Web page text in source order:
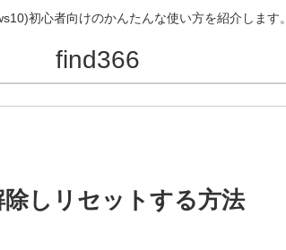
初心者向けのかんたんな使い方を紹介します。
find366
しリセットする方法